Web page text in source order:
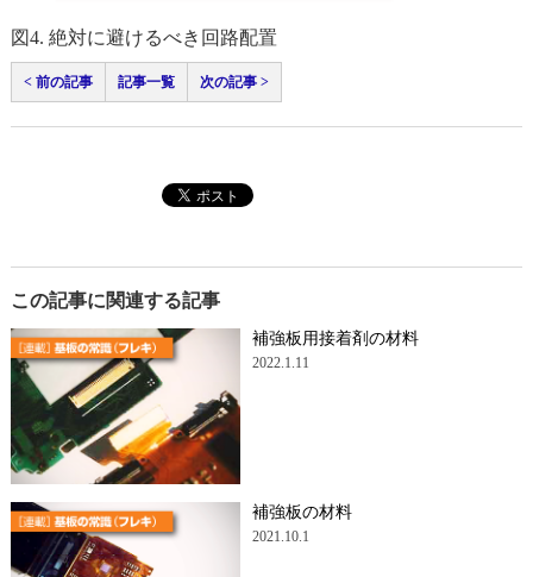
図4. 絶対に避けるべき回路配置
< 前の記事 記事一覧 次の記事 >
この記事に関連する記事
補強板用接着剤の材料
2022.1.11
補強板の材料
2021.10.1